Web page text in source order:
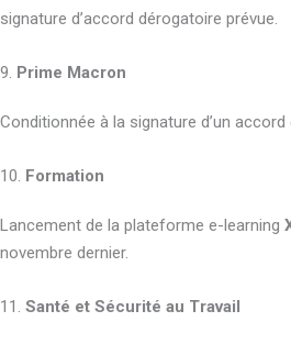
signature d’accord dérogatoire prévue.
9. Prime Macron
Conditionnée à la signature d’un accord
10. Formation
Lancement de la plateforme e-learning
novembre dernier.
11. Santé et Sécurité au Travail